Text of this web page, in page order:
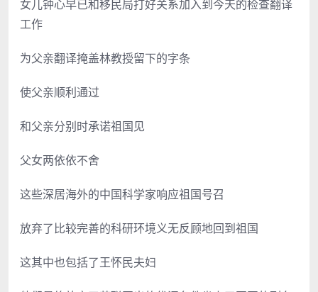
女儿钟心早已和移民局打好关系加入到今天的检查翻译
工作
为父亲翻译掩盖林教授留下的字条
使父亲顺利通过
和父亲分别时承诺祖国见
父女两依依不舍
这些深居海外的中国科学家响应祖国号召
放弃了比较完善的科研环境义无反顾地回到祖国
这其中也包括了王怀民夫妇